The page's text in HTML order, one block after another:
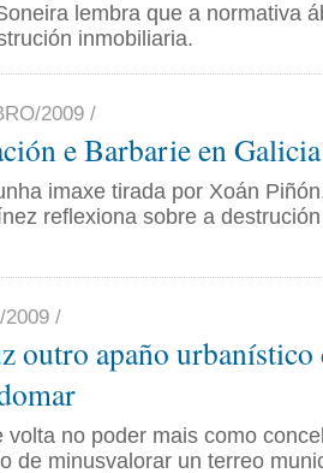
lembra que a normativa
inmobiliaria.
2009 /
e Barbarie en Galicia
imaxe tirada por Xoán
reflexiona sobre a
2009 /
outro apaño
volta no poder mais como
de minusvalorar un terreo